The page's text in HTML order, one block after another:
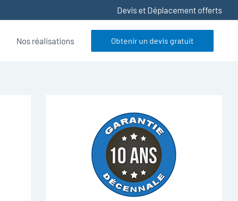
Devis et Déplacement offerts
Nos réalisations Obtenir un devis gratuit